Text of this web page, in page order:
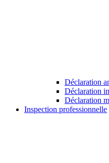
Déclaration
Déclaration
Déclaration
Inspection professionnelle